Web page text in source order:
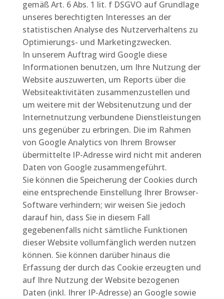
gemäß Art. 6 Abs. 1 lit. f DSGVO auf Grundlage
unseres berechtigten Interesses an der
statistischen Analyse des Nutzerverhaltens zu
Optimierungs- und Marketingzwecken.
In unserem Auftrag wird Google diese
Informationen benutzen, um Ihre Nutzung der
Website auszuwerten, um Reports über die
Websiteaktivitäten zusammenzustellen und
um weitere mit der Websitenutzung und der
Internetnutzung verbundene Dienstleistungen
uns gegenüber zu erbringen. Die im Rahmen
von Google Analytics von Ihrem Browser
übermittelte IP-Adresse wird nicht mit anderen
Daten von Google zusammengeführt.
Sie können die Speicherung der Cookies durch
eine entsprechende Einstellung Ihrer Browser-
Software verhindern; wir weisen Sie jedoch
darauf hin, dass Sie in diesem Fall
gegebenenfalls nicht sämtliche Funktionen
dieser Website vollumfänglich werden nutzen
können. Sie können darüber hinaus die
Erfassung der durch das Cookie erzeugten und
auf Ihre Nutzung der Website bezogenen
Daten (inkl. Ihrer IP-Adresse) an Google sowie